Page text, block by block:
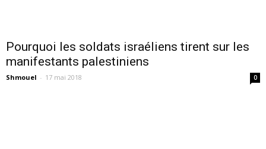
Pourquoi les soldats israéliens tirent sur les
manifestants palestiniens
Shmouel - 17 mai 2018 0